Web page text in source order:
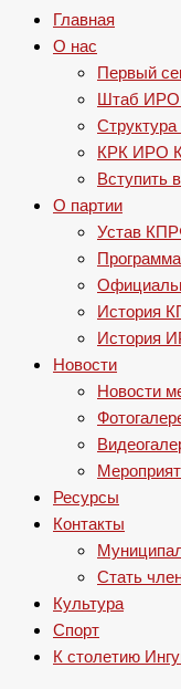
Главная
О нас
Первый
Штаб
КРК ИРО
О партии
Устав
История
История
Новости
Новости
Ресурсы
Контакты
Стать
Культура
Спорт
К столетию